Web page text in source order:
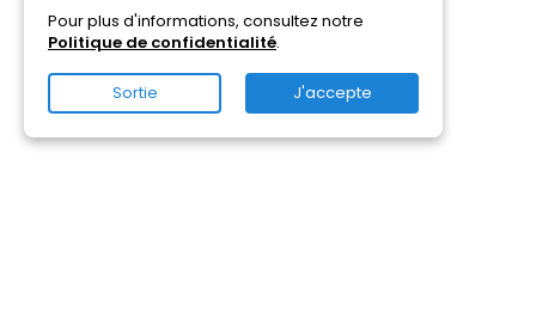
Pour plus d'informations, consultez notre
Politique de confidentialité.
Sortie J'accepte